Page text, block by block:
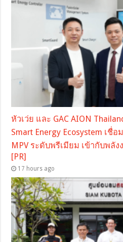
หัวเว่ย และ GAC AION
Smart Energy Ecosystem เชื่อ
MPV ระดับพรีเมียม เข้ากับพลั
[PR]
17 hours ago